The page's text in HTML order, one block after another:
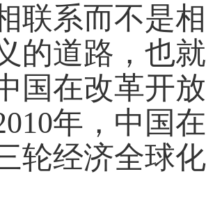
联系而不是
的道路，也
国在改革开
年，中国
轮经济全球